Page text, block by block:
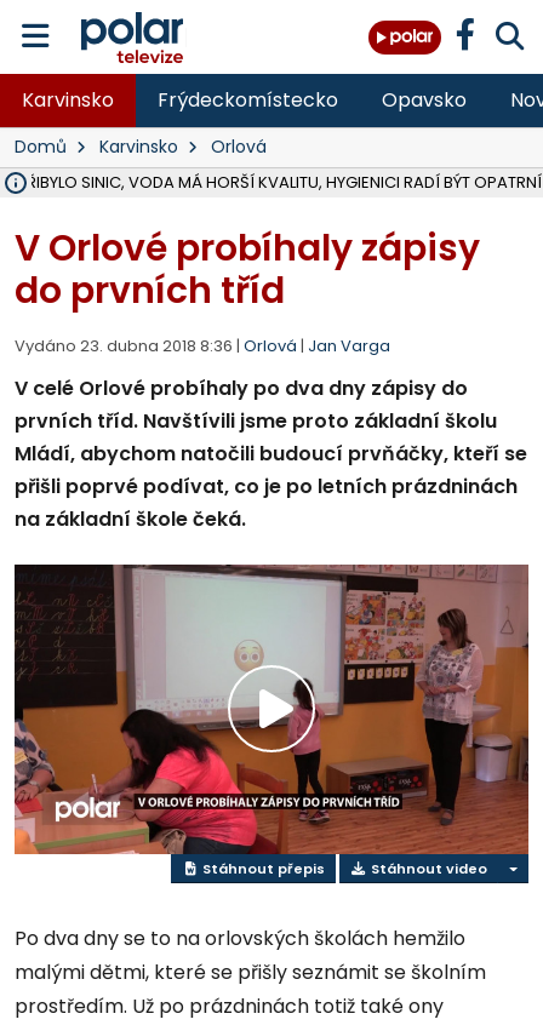
Karvinsko Frýdeckomístecko Opavsko
Domů Karvinsko Orlová
PŘIBYLO SINIC, VODA MÁ HORŠÍ KVALITU, HYGIENICI RADÍ BÝT OPATRNÍ
V Orlové probíhaly zápisy
do prvních tříd
Vydáno 23. dubna 2018 8:36 | Orlová | Jan Varga
V celé Orlové probíhaly po dva dny zápisy do
prvních tříd. Navštívili jsme proto základní školu
Mládí, abychom natočili budoucí prvňáčky, kteří se
přišli poprvé podívat, co je po letních prázdninách
na základní škole čeká.
Přehrát
video
Stáhnout přepis Stáhnout video
Po dva dny se to na orlovských školách hemžilo
malými dětmi, které se přišly seznámit se školním
prostředím. Už po prázdninách totiž také ony